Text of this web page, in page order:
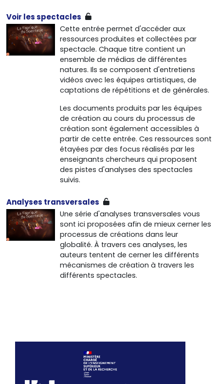
Voir les spectacles
Cette entrée permet d'accéder aux
ressources produites et collectées par
spectacle. Chaque titre contient un
ensemble de médias de différentes
natures. Ils se composent d'entretiens
vidéos avec les équipes artistiques, de
captations de répétitions et de générales.
Les documents produits par les équipes
de création au cours du processus de
création sont également accessibles à
partir de cette entrée. Ces ressources sont
étayées par des focus réalisés par les
enseignants chercheurs qui proposent
des pistes d'analyses des spectacles
suivis.
Analyses transversales
Une série d'analyses transversales vous
sont ici proposées afin de mieux cerner les
processus de créations dans leur
globalité. À travers ces analyses, les
auteurs tentent de cerner les différents
mécanismes de création à travers les
différents spectacles.